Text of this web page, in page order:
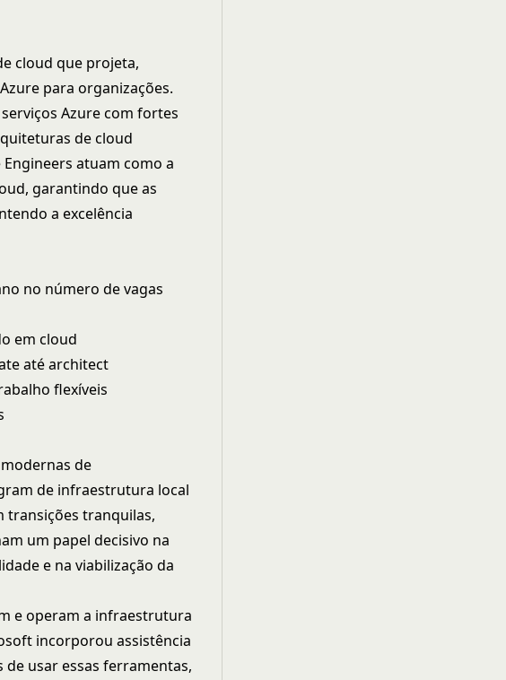
cloud que projeta,
para organizações.
Azure com fortes
de cloud
atuam como a
garantindo que as
a excelência
no número de vagas
em cloud
até architect
flexíveis
de
de infraestrutura local
transições tranquilas,
um papel decisivo na
e na viabilização da
e operam a infraestrutura
incorporou assistência
de usar essas ferramentas,